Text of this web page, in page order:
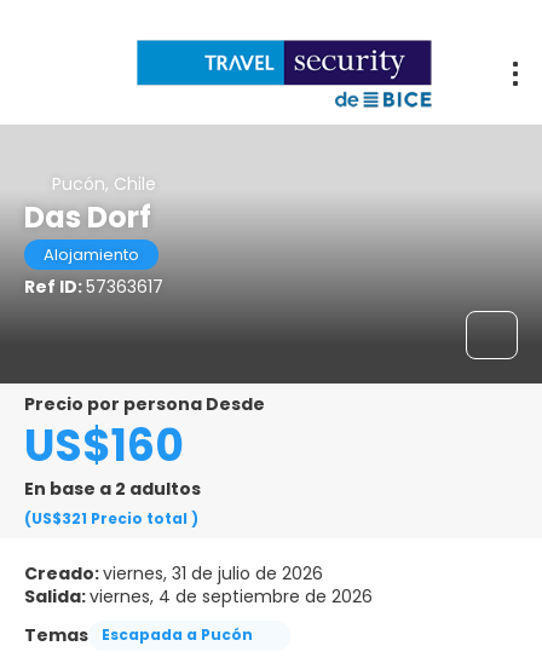
Pucón, Chile
Das Dorf
Alojamiento
Ref ID:57363617
Precio por persona Desde
US$160
En base a 2 adultos
(US$321 Precio total )
Creado:viernes, 31 de julio de 2026
Salida:viernes, 4 de septiembre de 2026
Temas
Escapada a Pucón